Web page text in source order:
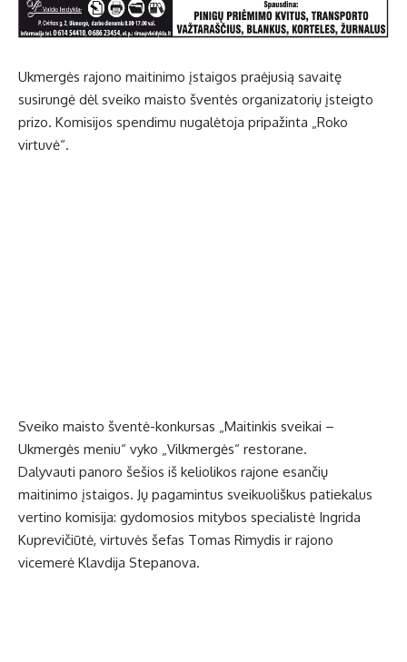
Ukmergės rajono maitinimo įstaigos praėjusią savaitę
susirungė dėl sveiko maisto šventės organizatorių įsteigto
prizo. Komisijos spendimu nugalėtoja pripažinta „Roko
virtuvė“.
Sveiko maisto šventė-konkursas „Maitinkis sveikai –
Ukmergės meniu“ vyko „Vilkmergės“ restorane.
Dalyvauti panoro šešios iš keliolikos rajone esančių
maitinimo įstaigos. Jų pagamintus sveikuoliškus patiekalus
vertino komisija: gydomosios mitybos specialistė Ingrida
Kuprevičiūtė, virtuvės šefas Tomas Rimydis ir rajono
vicemerė Klavdija Stepanova.